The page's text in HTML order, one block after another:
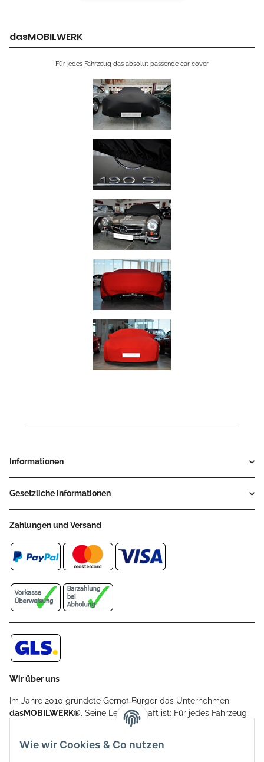
dasMOBILWERK
Für jedes Fahrzeug das absolut passende car cover
Informationen
Gesetzliche Informationen
Zahlungen und Versand
Wir über uns
Im Jahre 2010 gründete Gernot Burger das Unternehmen
dasMOBILWERK®. Seine Leidenschaft ist: Für jedes Fahrzeug
ein Car Cover anzubieten - passgenau und individuell.
Aufgrund der vielen positiven Kundenrückmeldungen kamen
weitere Produkte, wie Reifenschuhe, Hardtopständer hinzu.
Wie wir Cookies & Co nutzen